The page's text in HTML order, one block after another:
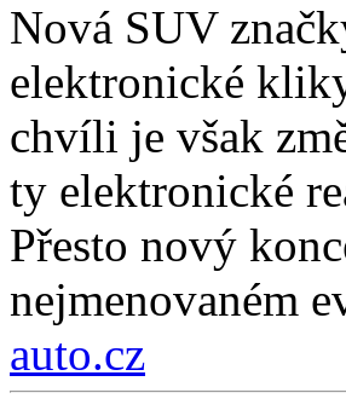
Nová SUV
elektronické
chvíli je však
ty elektronické
Přesto nový
nejmenovaném
auto.cz